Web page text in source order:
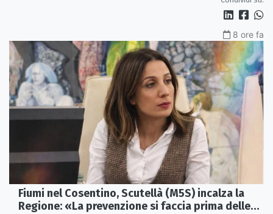
8 ore fa
Fiumi nel Cosentino, Scutellà (M5S) incalza la
Regione: «La prevenzione si faccia prima delle